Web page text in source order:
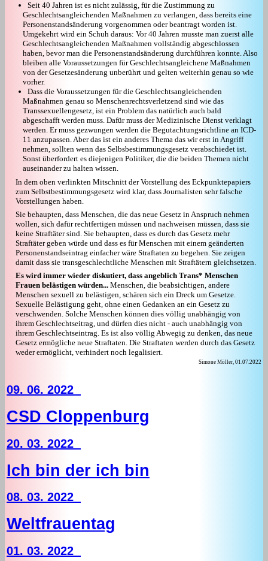
Seit 40 Jahren ist es nicht zulässig, für die Zustimmung zu
Geschlechtsangleichenden Maßnahmen zu verlangen, dass bereits eine
Personenstandsänderung vorgenommen oder beantragt worden ist.
Umgekehrt wird ein Schuh daraus: Vor 40 Jahren musste man zuerst alle
Geschlechtsangleichenden Maßnahmen vollständig abgeschlossen
haben, bevor man die Personenstandsänderung durchführen konnte. Also
bleiben alle Voraussetzungen für Geschlechtsangleichene Maßnahmen
von der Gesetzesänderung unberührt und gelten weiterhin genau so wie
vorher.
Dass die Voraussetzungen für die Geschlechtsangleichenden
Maßnahmen genau so Menschenrechtsverletzend sind wie das
Transsexuellengesetz, ist ein Problem das natürlich auch bald
abgeschafft werden muss. Dafür muss der Medizinische Dienst verklagt
werden. Er muss gezwungen werden die Begutachtungsrichtline an ICD-
11 anzupassen. Aber das ist ein anderes Thema das wir erst in Angriff
nehmen, sollten wenn das Selbsbestimmungsgesetz verabschiedet ist.
Sonst überfordert es diejenigen Politiker, die die beiden Themen nicht
auseinander zu halten wissen.
In dem oben verlinkten Mitschnitt der Vorstellung des Eckpunktepapiers
zum Selbstbestimmungsgesetz wird klar, dass Journalisten sehr falsche
Vorstellungen haben.
Sie behaupten, dass Menschen, die das neue Gesetz in Anspruch nehmen
wollen, sich dafür rechtfertigen müssen und nachweisen müssen, dass sie
keine Straftäter sind. Sie behaupten, dass es durch das Gesetz mehr
Straftäter geben würde und dass es für Menschen mit einem geänderten
Personenstandseintrag einfacher wäre Straftaten zu begehen. Sie zeigen
damit dass sie transgeschlechtliche Menschen mit Straftätern gleichsetzen.
Es wird immer wieder diskutiert, dass angeblich Trans* Menschen
Frauen belästigen würden...Menschen, die beabsichtigen, andere
Menschen sexuell zu belästigen, schären sich ein Dreck um Gesetze.
Sexuelle Belästigung geht, ohne einen Gedanken an ein Gesetz zu
verschwenden. Solche Menschen können dies völlig unabhängig von
ihrem Geschlechtseitrag, und dürfen dies nicht - auch unabhängig von
ihrem Geschlechtseintrag. Es ist also völlig Abwegig zu denken, das neue
Gesetz ermögliche neue Straftaten. Die Straftaten werden durch das Gesetz
weder ermöglicht, verhindert noch legalisiert.
Simone Möller, 01.07.2022
09. 06. 2022
CSD Cloppenburg
20. 03. 2022
Ich bin der ich bin
08. 03. 2022
Weltfrauentag
01. 03. 2022